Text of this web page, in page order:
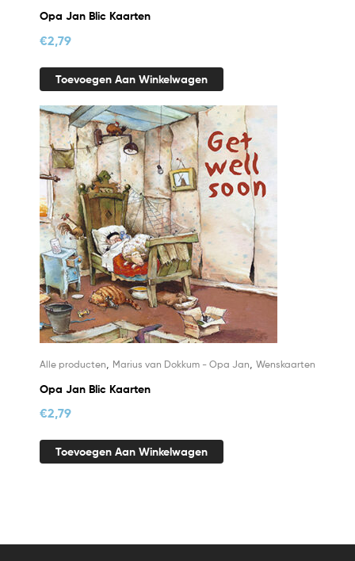
Opa Jan Blic Kaarten
€2,79
Toevoegen Aan Winkelwagen
Alle producten Marius van Dokkum - Opa Jan Wenskaarten
Opa Jan Blic Kaarten
€2,79
Toevoegen Aan Winkelwagen